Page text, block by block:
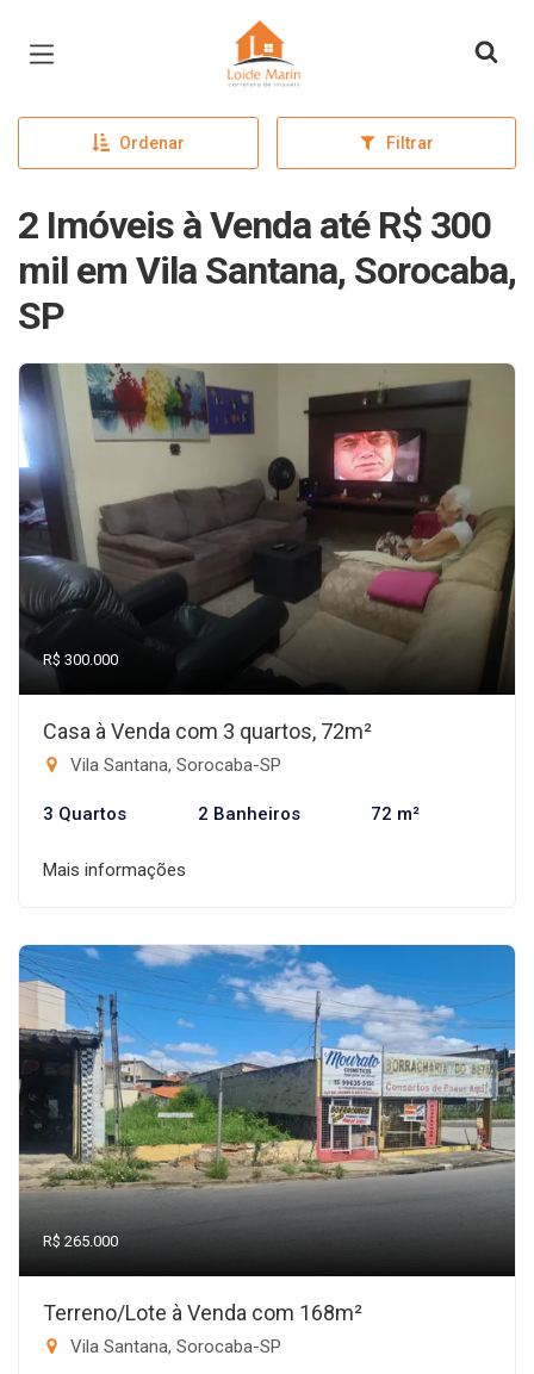
Página inicial
Ordenar Filtrar
2 Imóveis à Venda até R$ 300
mil em Vila Santana, Sorocaba,
SP
R$ 300.000
Casa à Venda com 3 quartos, 72m²
Vila Santana, Sorocaba-SP
3 Quartos 2 Banheiros 72 m²
Mais informações
R$ 265.000
Terreno/Lote à Venda com 168m²
Vila Santana, Sorocaba-SP